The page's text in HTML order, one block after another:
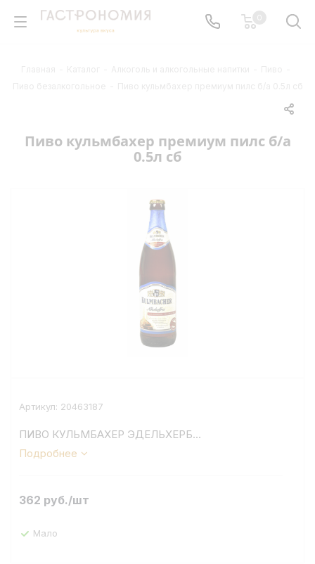
Пиво кульмбахер премиум пилс б/а
0.5л сб
Артикул: 20463187
ПИВО КУЛЬМБАХЕР ЭДЕЛЬХЕРБ...
Подробнее
362 руб./шт
Мало